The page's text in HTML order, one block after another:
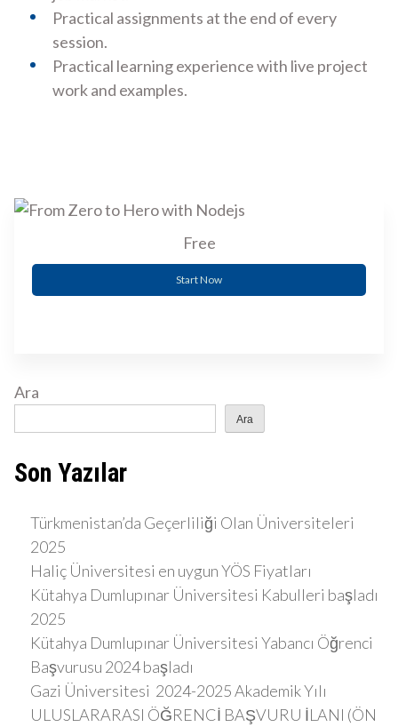
Practical assignments at the end of every
session.
Practical learning experience with live project
work and examples.
Free
Start Now
Ara
Ara
Son Yazılar
Türkmenistan’da Geçerliliği Olan Üniversiteleri
2025
Haliç Üniversitesi en uygun YÖS Fiyatları
Kütahya Dumlupınar Üniversitesi Kabulleri başladı
2025
Kütahya Dumlupınar Üniversitesi Yabancı Öğrenci
Başvurusu 2024 başladı
Gazi Üniversitesi 2024-2025 Akademik Yılı
ULUSLARARASI ÖĞRENCİ BAŞVURU İLANI (ÖN